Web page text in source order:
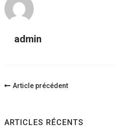
admin
Navigation
Article précédent
ARTICLES RÉCENTS